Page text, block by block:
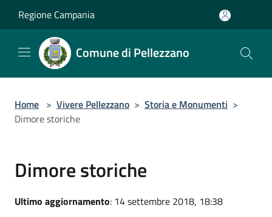
Regione Campania
Comune di Pellezzano
Home > Vivere Pellezzano > Storia e Monumenti >
Dimore storiche
Dimore storiche
Ultimo aggiornamento: 14 settembre 2018, 18:38